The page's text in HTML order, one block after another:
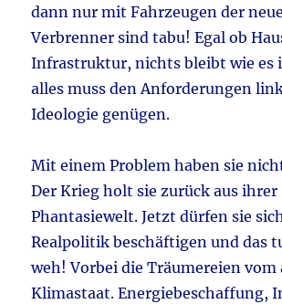
dann nur mit Fahrzeugen der
Verbrenner sind tabu! Egal ob
Infrastruktur, nichts bleibt wie es
alles muss den Anforderungen
Ideologie genügen.
Mit einem Problem haben sie
Der Krieg holt sie zurück aus ihrer
Phantasiewelt. Jetzt dürfen sie
Realpolitik beschäftigen und das
weh! Vorbei die Träumereien vom
Klimastaat. Energiebeschaffung,